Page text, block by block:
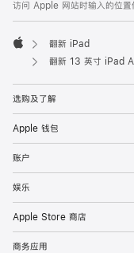
访问 Apple 网站时输入的位置
Apple
翻新 iPad
翻新 13 英寸 iPad
选购及了解
Apple 钱包
账户
娱乐
Apple Store 商店
商务应用